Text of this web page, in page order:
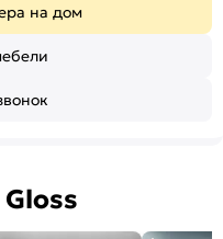
на дом